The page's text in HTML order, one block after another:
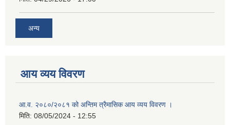
अन्य
आय व्यय विवरण
आ.व. २०८०/२०८१ को अन्तिम त्रैमासिक आय व्यय विवरण ।
मिति: 08/05/2024 - 12:55